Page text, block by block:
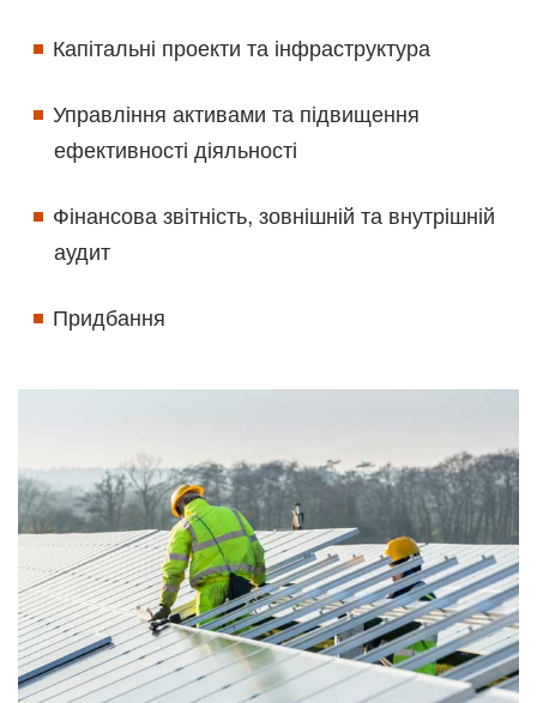
Капітальні проекти та інфраструктура
Управління активами та підвищення
ефективності діяльності
Фінансова звітність, зовнішній та внутрішній
аудит
Придбання